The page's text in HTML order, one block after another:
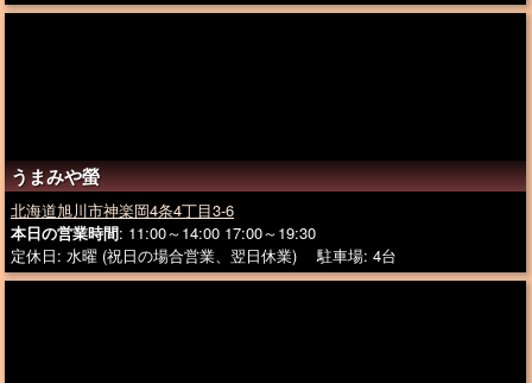
うまみや螢
北海道旭川市神楽岡4条4丁目3-6
本日の営業時間: 11:00～14:00 17:00～19:30
定休日: 水曜 (祝日の場合営業、翌日休業) 駐車場: 4台